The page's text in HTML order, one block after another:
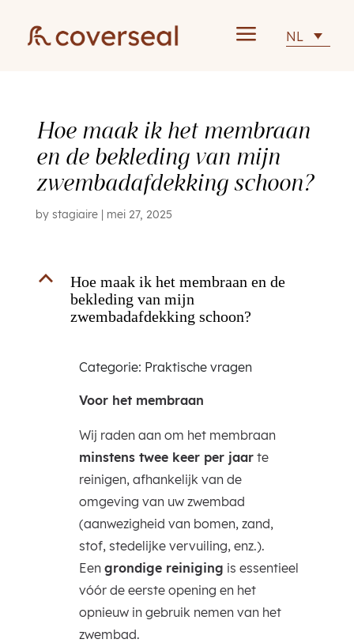
a NL
Hoe maak ik het membraan
en de bekleding van mijn
zwembadafdekking schoon?
by stagiaire| mei 27, 2025
B
Hoe maak ik het membraan en de
bekleding van mijn
zwembadafdekking schoon?
Categorie: Praktische vragen
Voor het membraan
Wij raden aan om het membraan
minstens twee keer per jaarte
reinigen, afhankelijk van de
omgeving van uw zwembad
(aanwezigheid van bomen, zand,
stof, stedelijke vervuiling, enz.).
Een grondige reiniging is essentieel
vóór de eerste opening en het
opnieuw in gebruik nemen van het
zwembad.